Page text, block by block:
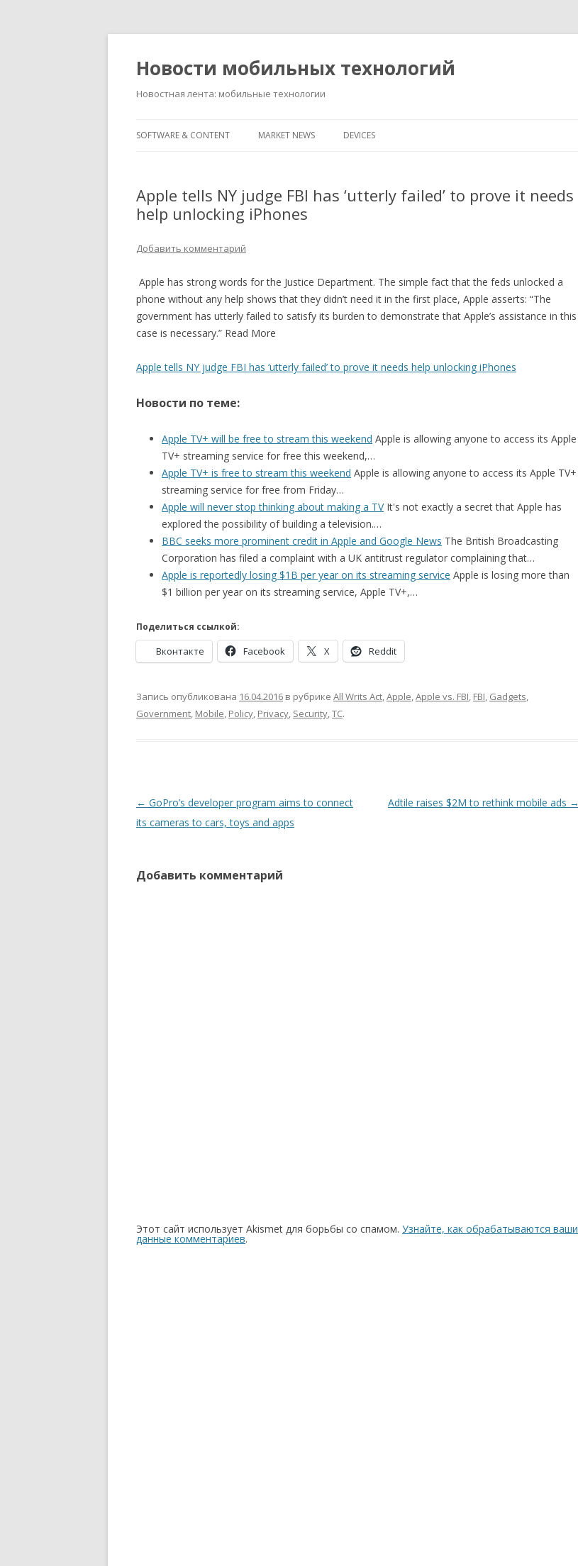
Новости мобильных технологий
Новостная лента: мобильные технологии
SOFTWARE & CONTENT MARKET NEWS DEVICES
Apple tells NY judge FBI has ‘utterly failed’ to prove it needs
help unlocking iPhones
Добавить комментарий
Apple has strong words for the Justice Department. The simple fact that the feds unlocked a
phone without any help shows that they didn’t need it in the first place, Apple asserts: “The
government has utterly failed to satisfy its burden to demonstrate that Apple’s assistance in this
case is necessary.” Read More
Apple tells NY judge FBI has ‘utterly failed’ to prove it needs help unlocking iPhones
Новости по теме:
Apple TV+ will be free to stream this weekend Apple is allowing anyone to access its Apple
TV+ streaming service for free this weekend,…
Apple TV+ is free to stream this weekend Apple is allowing anyone to access its Apple TV+
streaming service for free from Friday…
Apple will never stop thinking about making a TVIt's not exactly a secret that Apple has
explored the possibility of building a television.…
BBC seeks more prominent credit in Apple and Google News The British Broadcasting
Corporation has filed a complaint with a UK antitrust regulator complaining that…
Apple is reportedly losing $1B per year on its streaming service Apple is losing more than
$1 billion per year on its streaming service, Apple TV+,…
Поделиться ссылкой:
Вконтакте Facebook X Reddit
Запись опубликована 16.04.2016 в рубрике All Writs Act,Apple,Apple vs. FBI, FBI, Gadgets,
Government, Mobile, Policy, Privacy, Security,TC.
Навигация
по
← GoPro’s developer program aims to connect
its cameras to cars, toys and apps
Adtile raises $2M to rethink mobile ads →
Добавить комментарий
Этот сайт использует Akismet для борьбы со спамом. Узнайте, как обрабатываются ваши
данные комментариев.